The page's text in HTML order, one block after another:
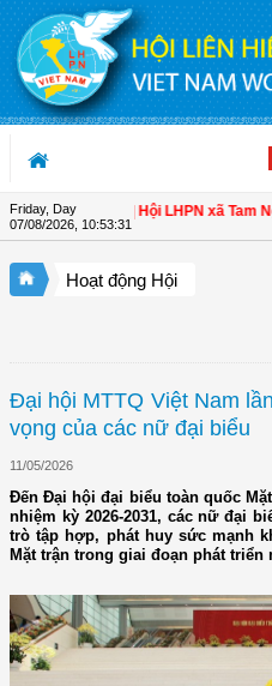
Skip to Content
Friday, Day
07/08/2026, 10:53:32
hội viên | Hội LHPN xã Tam Ngãi,
Hoạt động Hội
Đại hội MTTQ Việt Nam
vọng của các nữ đại biểu
11/05/2026
Đến Đại hội đại biểu toàn quốc
nhiệm kỳ 2026-2031, các nữ đại
trò tập hợp, phát huy sức mạnh
Mặt trận trong giai đoạn phát